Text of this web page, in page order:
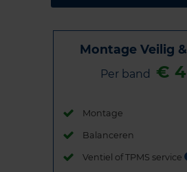
Montage Veilig
Per band €
Montage
Balanceren
Ventiel of TPMS service